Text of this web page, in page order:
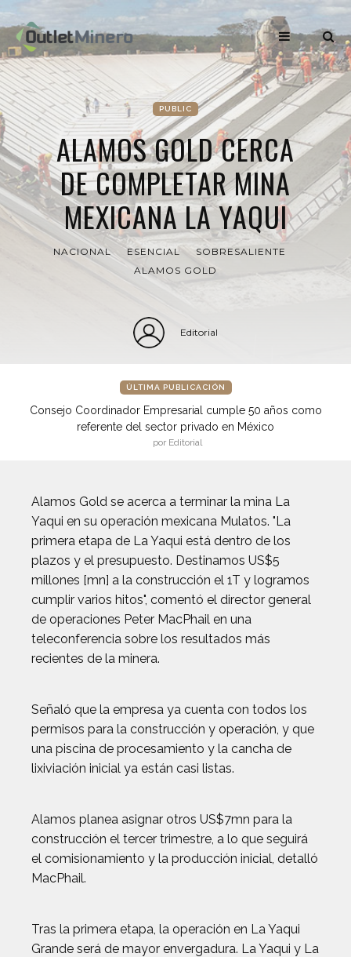
PUBLIC
ALAMOS GOLD CERCA
DE COMPLETAR MINA
MEXICANA LA YAQUI
NACIONAL ESENCIAL
SOBRESALIENTE
ALAMOS GOLD
Editorial
ÚLTIMA PUBLICACIÓN
Consejo Coordinador Empresarial cumple 50 años como
referente del sector privado en México
por Editorial
Alamos Gold se acerca a terminar la mina La
Yaqui en su operación mexicana Mulatos. "La
primera etapa de La Yaqui está dentro de los
plazos y el presupuesto. Destinamos US$5
millones [mn] a la construcción el 1T y logramos
cumplir varios hitos", comentó el director general
de operaciones Peter MacPhail en una
teleconferencia sobre los resultados más
recientes de la minera.
Señaló que la empresa ya cuenta con todos los
permisos para la construcción y operación, y que
una piscina de procesamiento y la cancha de
lixiviación inicial ya están casi listas.
Alamos planea asignar otros US$7mn para la
construcción el tercer trimestre, a lo que seguirá
el comisionamiento y la producción inicial, detalló
MacPhail.
Tras la primera etapa, la operación en La Yaqui
Grande será de mayor envergadura. La Yaqui y La